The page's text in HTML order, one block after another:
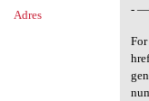
Adres
-